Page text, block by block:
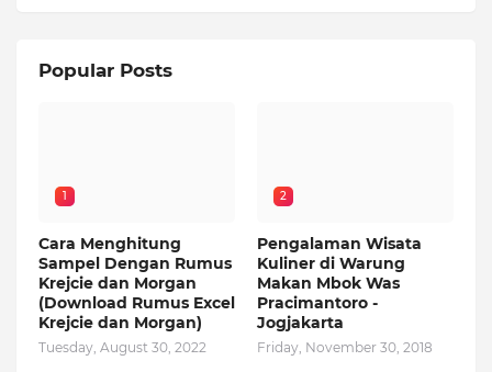
Popular Posts
1
Cara Menghitung
Sampel Dengan Rumus
Krejcie dan Morgan
(Download Rumus Excel
Krejcie dan Morgan)
Tuesday, August 30, 2022
2
Pengalaman Wisata
Kuliner di Warung
Makan Mbok Was
Pracimantoro -
Jogjakarta
Friday, November 30, 2018